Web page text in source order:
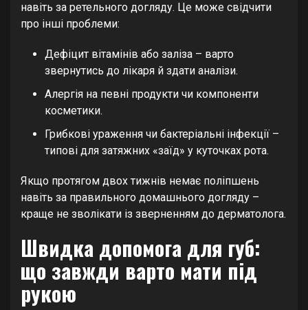
навіть за ретельного догляду. Це може свідчити
про інші проблеми:
Дефіцит вітамінів або заліза – варто
звернутись до лікаря й здати аналізи.
Алергія на певні продукти чи компоненти
косметики.
Грибкові ураження чи бактеріальні інфекції –
типові для затяжних «заїд» у куточках рота.
Якщо протягом двох тижнів немає поліпшень
навіть за правильного домашнього догляду –
краще не зволікати із зверненням до дерматолога.
Швидка допомога для губ:
що завжди варто мати під
рукою